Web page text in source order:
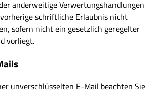
anderweitige Verwertungshandlungen
schriftliche Erlaubnis nicht
sofern nicht ein gesetzlich geregelter
vorliegt.
unverschlüsselten E-Mail beachten Sie